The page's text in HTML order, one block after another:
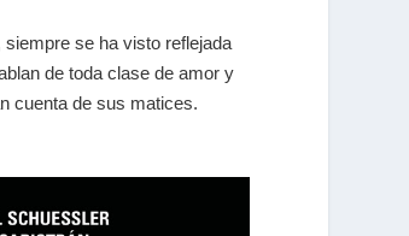
se ha visto reflejada
de toda clase de amor y
cuenta de sus matices.